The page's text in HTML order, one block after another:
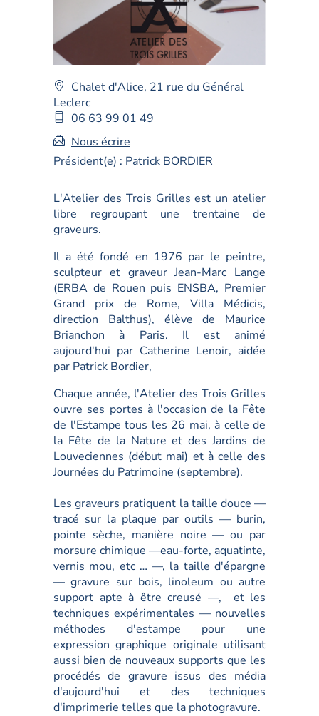
Adresse
:
Chalet d'Alice, 21 rue du Général
Leclerc
Téléphone
mobile
:
06 63 99 01 49
Nous écrire
Président(e) : Patrick BORDIER
L'Atelier des Trois Grilles est un atelier
libre regroupant une trentaine de
graveurs.
Il a été fondé en 1976 par le peintre,
sculpteur et graveur Jean-Marc Lange
(ERBA de Rouen puis ENSBA, Premier
Grand prix de Rome, Villa Médicis,
direction Balthus), élève de Maurice
Brianchon à Paris. Il est animé
aujourd'hui par Catherine Lenoir, aidée
par Patrick Bordier,
Chaque année, l'Atelier des Trois Grilles
ouvre ses portes à l'occasion de la Fête
de l'Estampe tous les 26 mai, à celle de
la Fête de la Nature et des Jardins de
Louveciennes (début mai) et à celle des
Journées du Patrimoine (septembre).
Les graveurs pratiquent la taille douce —
tracé sur la plaque par outils — burin,
pointe sèche, manière noire — ou par
morsure chimique —eau-forte, aquatinte,
vernis mou, etc … —, la taille d'épargne
— gravure sur bois, linoleum ou autre
support apte à être creusé —, et les
techniques expérimentales — nouvelles
méthodes d'estampe pour une
expression graphique originale utilisant
aussi bien de nouveaux supports que les
procédés de gravure issus des média
d'aujourd'hui et des techniques
d'imprimerie telles que la photogravure.